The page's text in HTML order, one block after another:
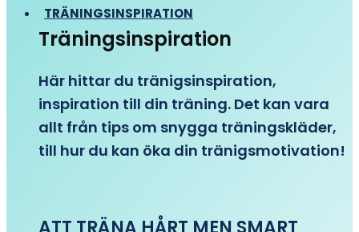
TRÄNINGSINSPIRATION
Träningsinspiration
Här hittar du tränigsinspiration,
inspiration till din träning. Det kan vara
allt från tips om snygga träningskläder,
till hur du kan öka din tränigsmotivation!